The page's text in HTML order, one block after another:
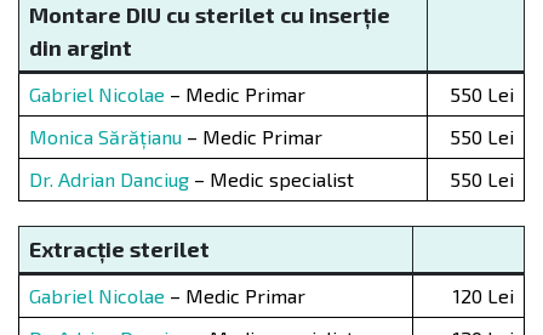
Montare DIU cu sterilet cu inserție
din argint
Gabriel Nicolae – Medic Primar
550 Lei
Monica Sărățianu – Medic Primar
550 Lei
Dr. Adrian Danciug – Medic specialist 550 Lei
Extracție sterilet
Gabriel Nicolae – Medic Primar
120 Lei